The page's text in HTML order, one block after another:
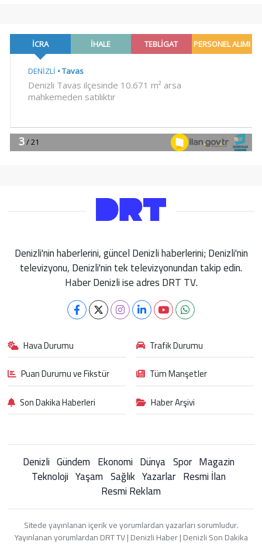
Denizli'nin haberlerini, güncel Denizli haberlerini; Denizli'nin
televizyonu, Denizli'nin tek televizyonundan takip edin.
Haber Denizli ise adres DRT TV.
Hava Durumu
Trafik Durumu
Puan Durumu ve Fikstür
Tüm Manşetler
Son Dakika Haberleri
Haber Arşivi
Denizli Gündem Ekonomi Dünya Spor Magazin
Teknoloji Yaşam Sağlık Yazarlar Resmi İlan
Resmi Reklam
Sitede yayınlanan içerik ve yorumlardan yazarları sorumludur.
Yayınlanan yorumlardan DRT TV | Denizli Haber | Denizli Son Dakika